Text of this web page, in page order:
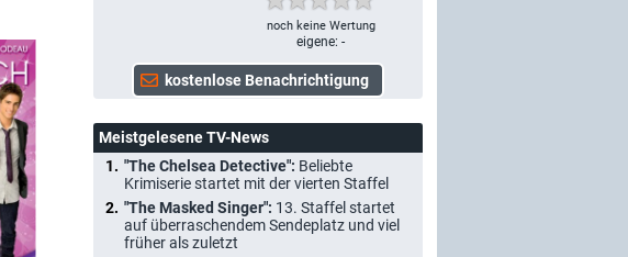
noch keine Wertung
eigene: -
Meistgelesene TV-News
"The Chelsea Detective": Beliebte
Krimiserie startet mit der vierten Staffel
"The Masked Singer": 13. Staffel startet
auf überraschendem Sendeplatz und viel
früher als zuletzt